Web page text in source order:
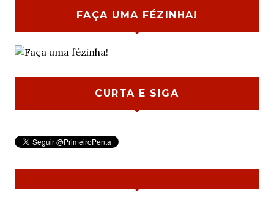
FAÇA UMA FÉZINHA!
CURTA E SIGA